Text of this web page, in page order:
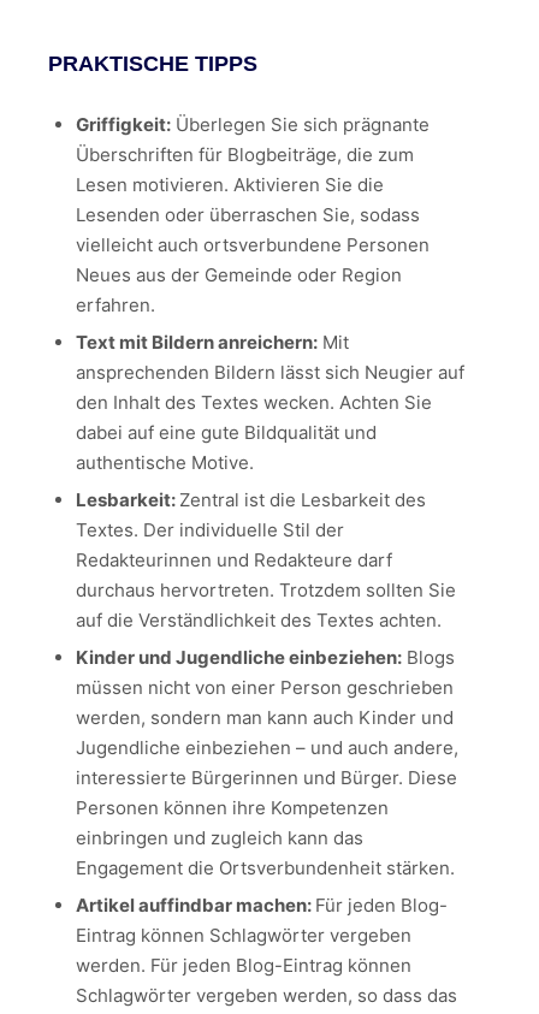
PRAKTISCHE TIPPS
Griffigkeit:Überlegen Sie sich prägnante
Überschriften für Blogbeiträge, die zum
Lesen motivieren. Aktivieren Sie die
Lesenden oder überraschen Sie, sodass
vielleicht auch ortsverbundene Personen
Neues aus der Gemeinde oder Region
erfahren.
Text mit Bildern anreichern:Mit
ansprechenden Bildern lässt sich Neugier auf
den Inhalt des Textes wecken. Achten Sie
dabei auf eine gute Bildqualität und
authentische Motive.
Lesbarkeit: Zentral ist die Lesbarkeit des
Textes. Der individuelle Stil der
Redakteurinnen und Redakteure darf
durchaus hervortreten. Trotzdem sollten Sie
auf die Verständlichkeit des Textes achten.
Kinder und Jugendliche einbeziehen:Blogs
müssen nicht von einer Person geschrieben
werden, sondern man kann auch Kinder und
Jugendliche einbeziehen – und auch andere,
interessierte Bürgerinnen und Bürger. Diese
Personen können ihre Kompetenzen
einbringen und zugleich kann das
Engagement die Ortsverbundenheit stärken.
Artikel auffindbar machen: Für jeden Blog-
Eintrag können Schlagwörter vergeben
werden. Für jeden Blog-Eintrag können
Schlagwörter vergeben werden, so dass das